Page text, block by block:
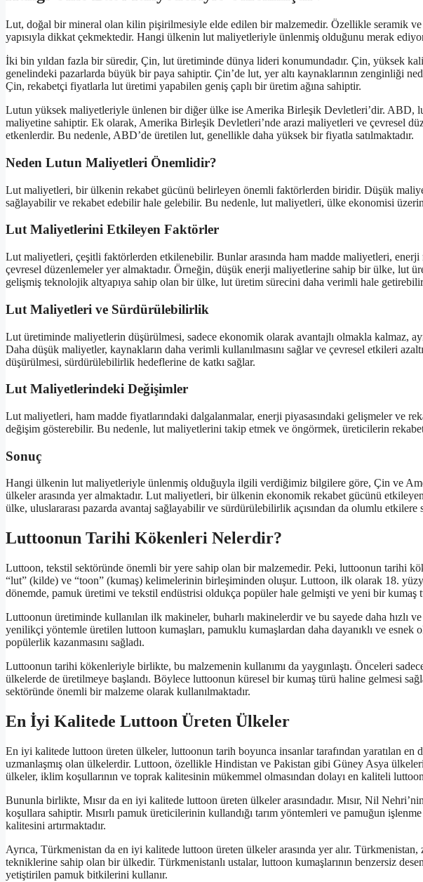
Lut, doğal bir mineral olan kilin pişirilmesiyle elde edilen bir malzemedir. Özellikle seramik ve
yapısıyla dikkat çekmektedir. Hangi ülkenin lut maliyetleriyle ünlenmiş olduğunu merak
İki bin yıldan fazla bir süredir, Çin, lut üretiminde dünya lideri konumundadır. Çin, yüksek
genelindeki pazarlarda büyük bir paya sahiptir. Çin’de lut, yer altı kaynaklarının zenginliği
Çin, rekabetçi fiyatlarla lut üretimi yapabilen geniş çaplı bir üretim ağına sahiptir.
Lutun yüksek maliyetleriyle ünlenen bir diğer ülke ise Amerika Birleşik Devletleri’dir. ABD,
maliyetine sahiptir. Ek olarak, Amerika Birleşik Devletleri’nde arazi maliyetleri ve çevresel
etkenlerdir. Bu nedenle, ABD’de üretilen lut, genellikle daha yüksek bir fiyatla satılmaktadır.
Neden Lutun Maliyetleri Önemlidir?
Lut maliyetleri, bir ülkenin rekabet gücünü belirleyen önemli faktörlerden biridir. Düşük
sağlayabilir ve rekabet edebilir hale gelebilir. Bu nedenle, lut maliyetleri, ülke ekonomisi
Lut Maliyetlerini Etkileyen Faktörler
Lut maliyetleri, çeşitli faktörlerden etkilenebilir. Bunlar arasında ham madde maliyetleri,
çevresel düzenlemeler yer almaktadır. Örneğin, düşük enerji maliyetlerine sahip bir ülke, lut
gelişmiş teknolojik altyapıya sahip olan bir ülke, lut üretim sürecini daha verimli hale
Lut Maliyetleri ve Sürdürülebilirlik
Lut üretiminde maliyetlerin düşürülmesi, sadece ekonomik olarak avantajlı olmakla kalmaz,
Daha düşük maliyetler, kaynakların daha verimli kullanılmasını sağlar ve çevresel etkileri
düşürülmesi, sürdürülebilirlik hedeflerine de katkı sağlar.
Lut Maliyetlerindeki Değişimler
Lut maliyetleri, ham madde fiyatlarındaki dalgalanmalar, enerji piyasasındaki gelişmeler ve
değişim gösterebilir. Bu nedenle, lut maliyetlerini takip etmek ve öngörmek, üreticilerin rekabet
Sonuç
Hangi ülkenin lut maliyetleriyle ünlenmiş olduğuyla ilgili verdiğimiz bilgilere göre, Çin ve
ülkeler arasında yer almaktadır. Lut maliyetleri, bir ülkenin ekonomik rekabet gücünü
ülke, uluslararası pazarda avantaj sağlayabilir ve sürdürülebilirlik açısından da olumlu etkilere
Luttoonun Tarihi Kökenleri Nelerdir?
Luttoon, tekstil sektöründe önemli bir yere sahip olan bir malzemedir. Peki, luttoonun tarihi
“lut” (kilde) ve “toon” (kumaş) kelimelerinin birleşiminden oluşur. Luttoon, ilk olarak 18.
dönemde, pamuk üretimi ve tekstil endüstrisi oldukça popüler hale gelmişti ve yeni bir kumaş
Luttoonun üretiminde kullanılan ilk makineler, buharlı makinelerdir ve bu sayede daha hızlı
yenilikçi yöntemle üretilen luttoon kumaşları, pamuklu kumaşlardan daha dayanıklı ve
popülerlik kazanmasını sağladı.
Luttoonun tarihi kökenleriyle birlikte, bu malzemenin kullanımı da yaygınlaştı. Önceleri
ülkelerde de üretilmeye başlandı. Böylece luttoonun küresel bir kumaş türü haline gelmesi
sektöründe önemli bir malzeme olarak kullanılmaktadır.
En İyi Kalitede Luttoon Üreten Ülkeler
En iyi kalitede luttoon üreten ülkeler, luttoonun tarih boyunca insanlar tarafından yaratılan
uzmanlaşmış olan ülkelerdir. Luttoon, özellikle Hindistan ve Pakistan gibi Güney Asya
ülkeler, iklim koşullarının ve toprak kalitesinin mükemmel olmasından dolayı en kaliteli
Bununla birlikte, Mısır da en iyi kalitede luttoon üreten ülkeler arasındadır. Mısır, Nil
koşullara sahiptir. Mısırlı pamuk üreticilerinin kullandığı tarım yöntemleri ve pamuğun
kalitesini artırmaktadır.
Ayrıca, Türkmenistan da en iyi kalitede luttoon üreten ülkeler arasında yer alır.
tekniklerine sahip olan bir ülkedir. Türkmenistanlı ustalar, luttoon kumaşlarının benzersiz
yetiştirilen pamuk bitkilerini kullanır.